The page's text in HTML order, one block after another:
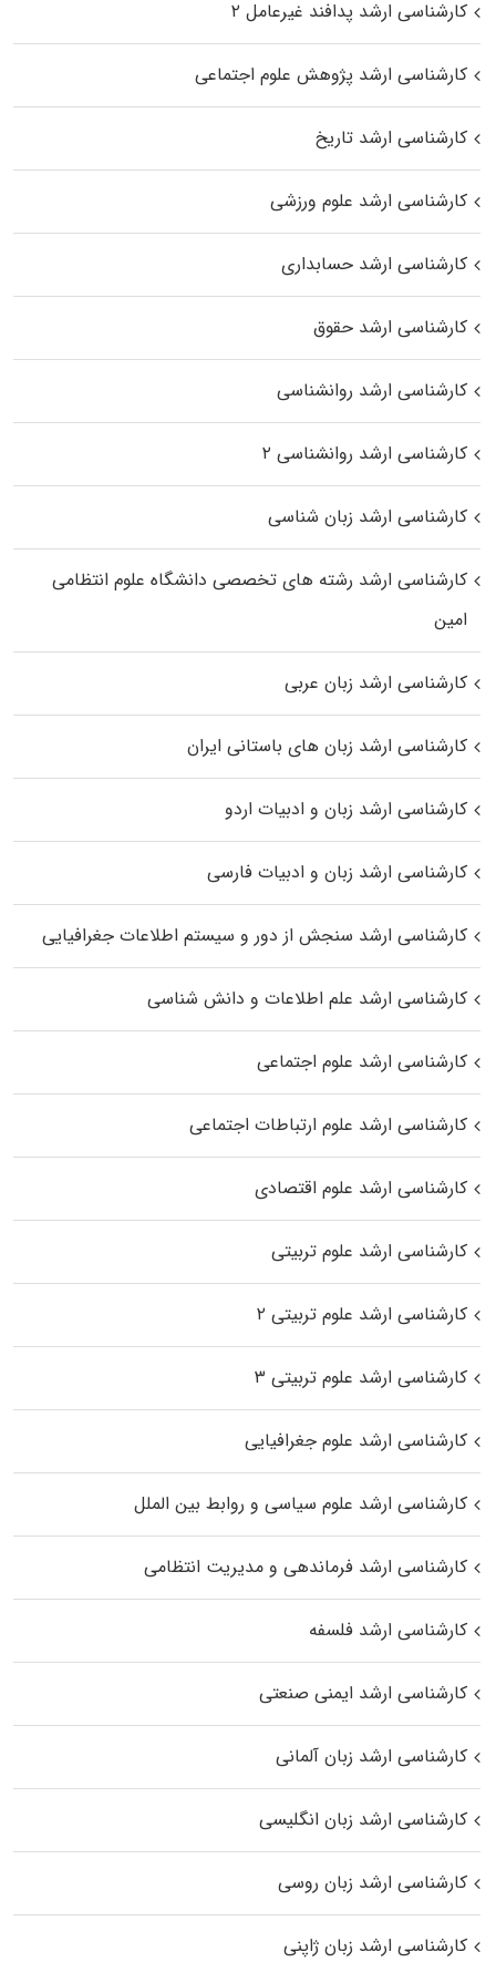
کارشناسی ارشد پدافند غیرعامل ۲
کارشناسی ارشد پژوهش علوم اجتماعی
کارشناسی ارشد تاریخ
کارشناسی ارشد علوم ورزشی
کارشناسی ارشد حسابداری
کارشناسی ارشد حقوق
کارشناسی ارشد روانشناسی
کارشناسی ارشد روانشناسی ۲
کارشناسی ارشد زبان شناسی
کارشناسی ارشد رﺷﺘﻪ ﻫﺎی تخصصی داﻧﺸﮕﺎه ﻋﻠﻮم انتظامی
اﻣﻴﻦ
کارشناسی ارشد زبان عربی
کارشناسی ارشد زبان‌ های باستانی ایران
کارشناسی ارشد زبان و ادبیات اردو
کارشناسی ارشد زبان و ادبیات فارسی
کارشناسی ارشد سنجش از دور و سیستم اطلاعات جغرافیایی
کارشناسی ارشد علم اطلاعات و دانش شناسی
کارشناسی ارشد علوم اجتماعی
کارشناسی ارشد علوم ارتباطات اجتماعی
کارشناسی ارشد علوم اقتصادی
کارشناسی ارشد علوم تربیتی
کارشناسی ارشد علوم تربیتی ۲
کارشناسی ارشد علوم تربیتی ۳
کارشناسی ارشد علوم جغرافیایی
کارشناسی ارشد علوم سیاسی و روابط بین الملل
کارشناسی ارشد فرماندهی و مدیریت انتظامی
کارشناسی ارشد فلسفه
کارشناسی ارشد ایمنی صنعتی
کارشناسی ارشد زبان آلمانی
کارشناسی ارشد زبان انگلیسی
کارشناسی ارشد زبان روسی
کارشناسی ارشد زبان ژاپنی